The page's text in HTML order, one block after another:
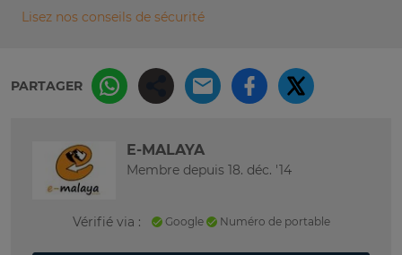
Lisez nos conseils de sécurité
PARTAGER
E-MALAYA
Membre depuis 18. déc. '14
Vérifié via : Google Numéro de portable